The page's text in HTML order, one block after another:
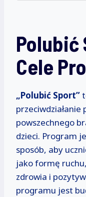
Polubić
Cele
„Polubić Sport”
powszechnego
dzieci. Program
sposób, aby
jako formę
zdrowia i
programu jest